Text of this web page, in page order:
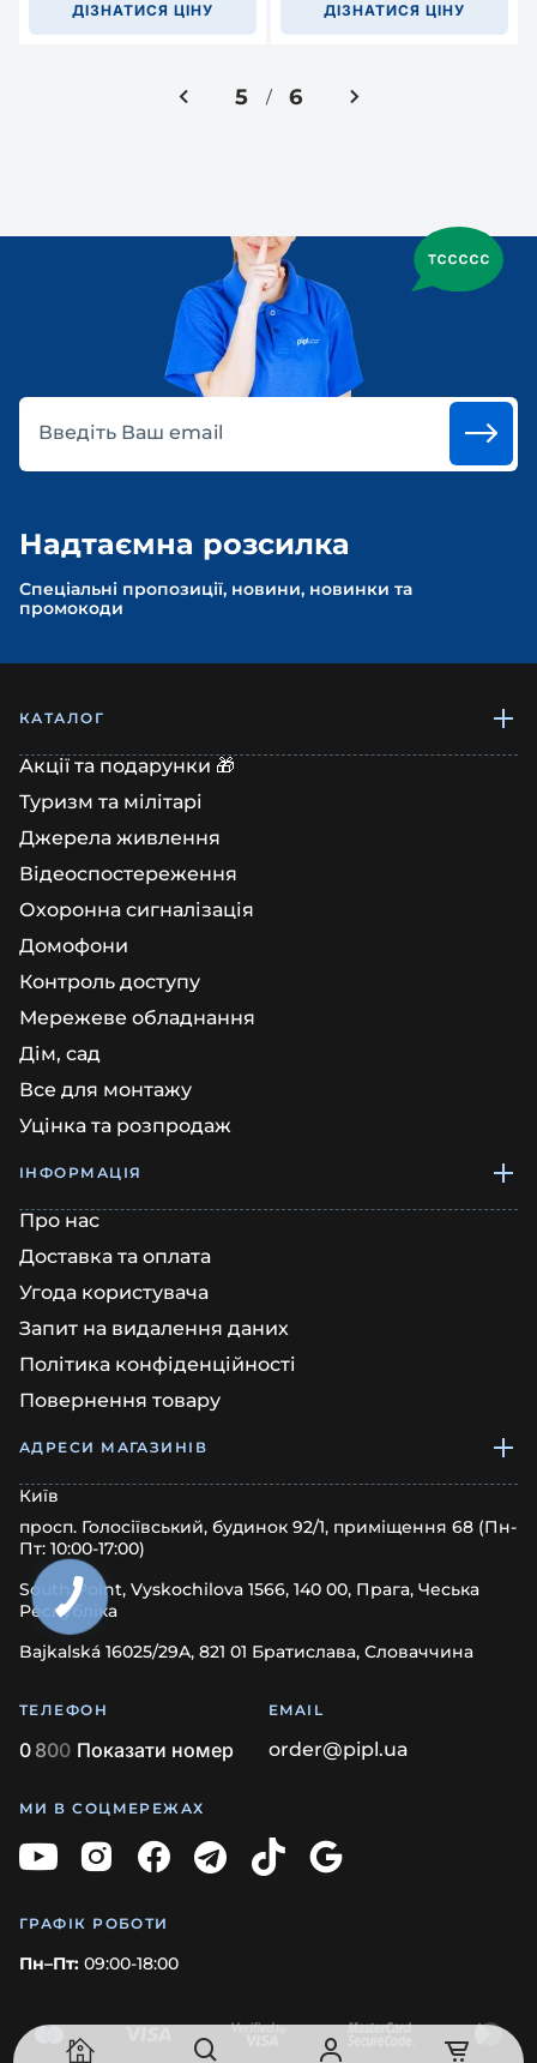
ДІЗНАТИСЯ ЦІНУ ДІЗНАТИСЯ ЦІНУ
5 / 6
Введіть Ваш email
Надтаємна розсилка
Спеціальні пропозиції, новини, новинки та
промокоди
КАТАЛОГ
Акції та подарунки 🎁
Туризм та мілітарі
Джерела живлення
Відеоспостереження
Охоронна сигналізація
Домофони
Контроль доступу
Мережеве обладнання
Дім, сад
Все для монтажу
Уцінка та розпродаж
ІНФОРМАЦІЯ
Про нас
Доставка та оплата
Угода користувача
Запит на видалення даних
Політика конфіденційності
Повернення товару
АДРЕСИ МАГАЗИНІВ
Київ
просп. Голосіївський, будинок 92/1, приміщення 68 (Пн-
Пт: 10:00-17:00)
South Point, Vyskochilova 1566, 140 00, Прага, Чеська
Республіка
Bajkalská 16025/29A, 821 01 Братислава, Словаччина
ТЕЛЕФОН
0 800 Показати номер
EMAIL
order@pipl.ua
МИ В СОЦМЕРЕЖАХ
ГРАФІК РОБОТИ
Пн–Пт: 09:00-18:00